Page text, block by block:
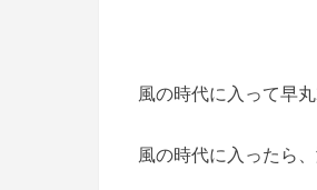
風の時代に入って早
風の時代に入ったら